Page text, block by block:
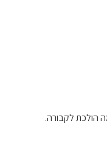
הולכת לקבורה.